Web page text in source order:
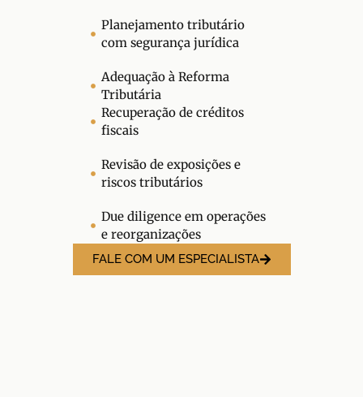
Planejamento tributário
com segurança jurídica
Adequação à Reforma
Tributária
Recuperação de créditos
fiscais
Revisão de exposições e
riscos tributários
Due diligence em operações
e reorganizações
FALE COM UM ESPECIALISTA